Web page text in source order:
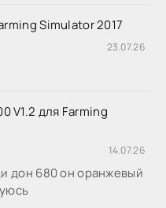
Simulator 2017
23.07.26
V1.2 для Farming
14.07.26
дон 680 он оранжевый